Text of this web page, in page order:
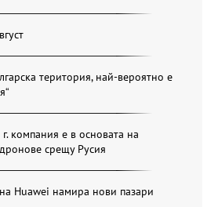
територия, най-вероятно е
компания е в основата на
срещу Русия
Huawei намира нови пазари